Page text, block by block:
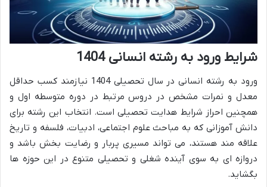
شرایط ورود به رشته انسانی 1404
ورود به رشته انسانی در سال تحصیلی 1404 نیازمند کسب حداقل
معدل و نمرات مشخص در دروس مرتبط در دوره متوسطه اول و
همچنین احراز شرایط هدایت تحصیلی است. انتخاب این رشته برای
دانش آموزانی که به مباحث علوم اجتماعی، ادبیات، فلسفه و تاریخ
علاقه مند هستند، می تواند مسیری پربار و رضایت بخش باشد و
دروازه ای به سوی آینده شغلی و تحصیلی متنوع در این حوزه ها
بگشاید.